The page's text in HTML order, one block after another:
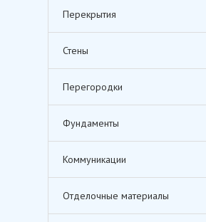
Перекрытия
Стены
Перегородки
Фундаменты
Коммуникации
Отделочные материалы